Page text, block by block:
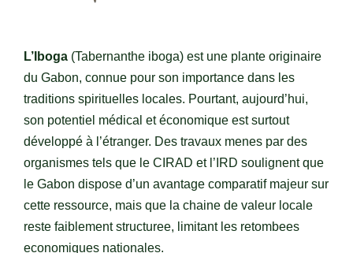
L’Iboga (Tabernanthe iboga) est une plante originaire
du Gabon, connue pour son importance dans les
traditions spirituelles locales. Pourtant, aujourd’hui,
son potentiel médical et économique est surtout
développé à l’étranger. Des travaux menes par des
organismes tels que le CIRAD et l’IRD soulignent que
le Gabon dispose d’un avantage comparatif majeur sur
cette ressource, mais que la chaine de valeur locale
reste faiblement structuree, limitant les retombees
economiques nationales.